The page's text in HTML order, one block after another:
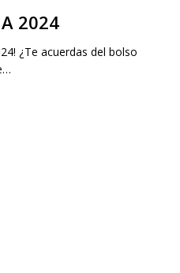
2024
¿Te acuerdas del bolso